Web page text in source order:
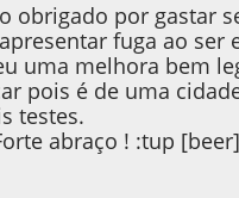
obrigado por gastar
fuga ao
uma melhora bem
pois é de uma
testes.
abraço ! :tup [beer]